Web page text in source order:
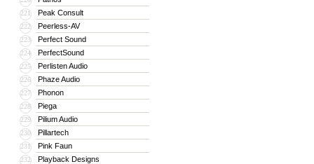
221 Peak Consult
222 Peerless-AV
223 Perfect Sound
224 PerfectSound
225 Perlisten Audio
226 Phaze Audio
227 Phonon
228 Piega
229 Pilium Audio
230 Pillartech
231 Pink Faun
232 Playback Designs